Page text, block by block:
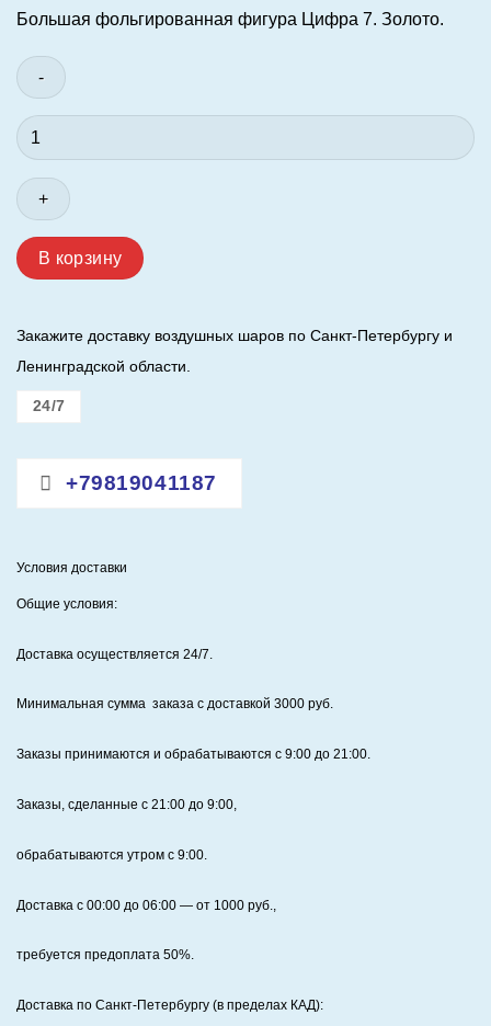
составляла1050,00 ₽.
Большая фольгированная фигура Цифра 7. Золото.
Количество
товара
Шар
(40"/102
Цифра
7.
В корзину
Закажите доставку воздушных шаров по Санкт-Петербургу и
Ленинградской области.
24/7
+79819041187
Условия доставки
Общие условия:
Доставка осуществляется 24/7
Минимальная сумма заказа с доставкой 3000 руб.
Заказы принимаются и обрабатываются с 9:00 до 21:00.
Заказы, сделанные с 21:00 до 9:00,
обрабатываются утром с 9:00.
Доставка с 00:00 до 06:00 — от 1000 руб.,
требуется предоплата 50%.
Доставка по Санкт‑Петербургу (в пределах КАД):